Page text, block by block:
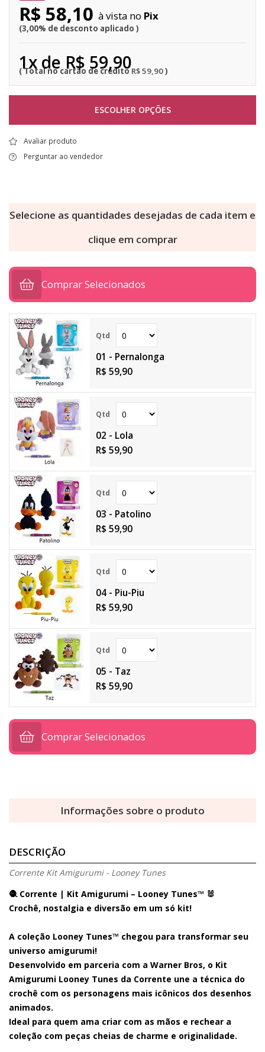
R$ 59,90
1x de R$ 59,90
R$ 58,10
3,00% de desconto aplicado
Pix
ESCOLHER OPÇÕES
Avaliar produto
Perguntar ao vendedor
Selecione as quantidades desejadas de cada item e
clique em comprar
Comprar Selecionados
01 - Pernalonga
R$ 59,90
02 - Lola
R$ 59,90
03 - Patolino
R$ 59,90
04 - Piu-Piu
R$ 59,90
05 - Taz
R$ 59,90
Comprar Selecionados
Informações sobre o produto
DESCRIÇÃO
Corrente Kit Amigurumi - Looney Tunes
🧶 Corrente | Kit Amigurumi – Looney Tunes™ 🐰
Crochê, nostalgia e diversão em um só kit!
A coleção Looney Tunes™ chegou para transformar seu
universo amigurumi!
Desenvolvido em parceria com a Warner Bros, o Kit
Amigurumi Looney Tunes da Corrente une a técnica do
crochê com os personagens mais icônicos dos desenhos
animados.
Ideal para quem ama criar com as mãos e rechear a
coleção com peças cheias de charme e originalidade.